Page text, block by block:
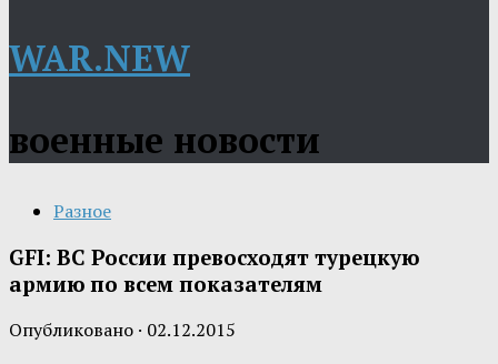
WAR.NEW
военные новости
Разное
GFI: ВС России превосходят турецкую
армию по всем показателям
Опубликовано · 02.12.2015